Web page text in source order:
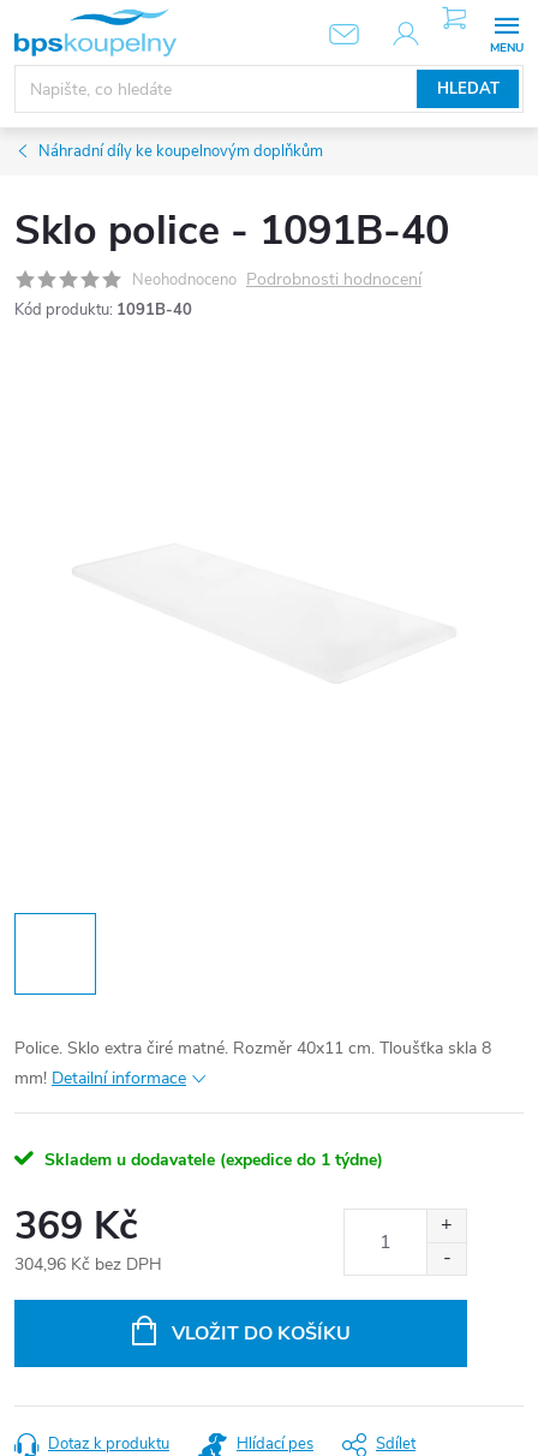
obsah
HLEDAT
NÁKUPNÍ
KOŠÍK
Náhradní díly ke koupelnovým doplňkům
Sklo police - 1091B-40
Neohodnoceno Podrobnosti hodnocení
Kód produktu: 1091B-40
Police. Sklo extra čiré matné. Rozměr 40x11 cm. Tloušťka skla 8
mm! Detailní informace
Skladem u dodavatele (expedice do 1 týdne)
369 Kč
304,96 Kč bez DPH
VLOŽIT DO KOŠÍKU
Dotaz k produktu Hlídací pes Sdílet